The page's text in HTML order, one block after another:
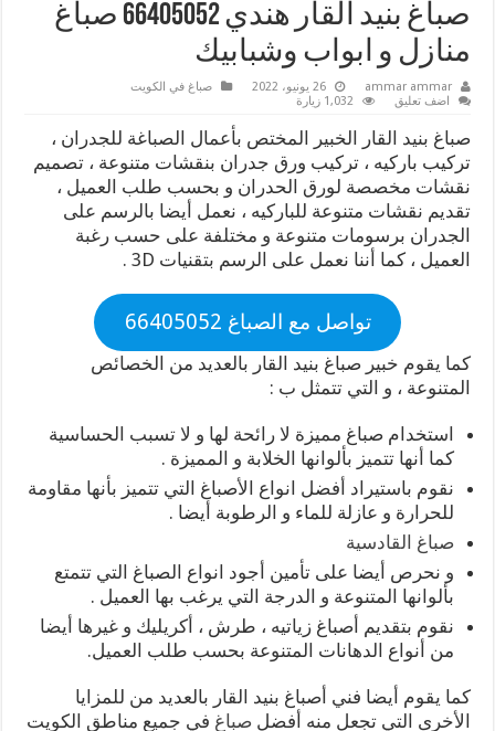
صباغ بنيد القار هندي 66405052 صباغ
منازل و ابواب وشبابيك
ammar ammar 26 يونيو، 2022
صباغ في الكويت
اضف تعليق
1,032 زيارة
صباغ بنيد القار الخبير المختص بأعمال الصباغة للجدران ،
تركيب باركيه ، تركيب ورق جدران بنقشات متنوعة ، تصميم
نقشات مخصصة لورق الحدران و بحسب طلب العميل ،
تقديم نقشات متنوعة للباركيه ، نعمل أيضا بالرسم على
الجدران برسومات متنوعة و مختلفة على حسب رغبة
العميل ، كما أننا نعمل على الرسم بتقنيات 3D .
تواصل مع الصباغ 66405052
كما يقوم خبير صباغ بنيد القار بالعديد من الخصائص
المتنوعة ، و التي تتمثل ب :
استخدام صباغ مميزة لا رائحة لها و لا تسبب الحساسية
كما أنها تتميز بألوانها الخلابة و المميزة .
نقوم باستيراد أفضل انواع الأصباغ التي تتميز بأنها مقاومة
للحرارة و عازلة للماء و الرطوبة أيضا .
صباغ القادسية
و نحرص أيضا على تأمين أجود انواع الصباغ التي تتمتع
بألوانها المتنوعة و الدرجة التي يرغب بها العميل .
نقوم بتقديم أصباغ زياتيه ، طرش ، أكريليك و غيرها أيضا
من أنواع الدهانات المتنوعة بحسب طلب العميل.
كما يقوم أيضا فني أصباغ بنيد القار بالعديد من للمزايا
الأخرى التي تجعل منه أفضلصباغ في جميع مناطق الكويت